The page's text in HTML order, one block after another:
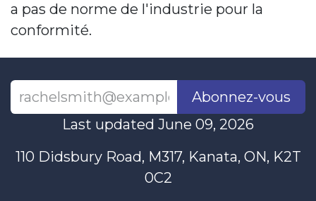
a pas de norme de l'industrie pour la
conformité.
Abonnez-vous
Last updated June 09, 2026
110 Didsbury Road, M317, Kanata, ON, K2T
0C2